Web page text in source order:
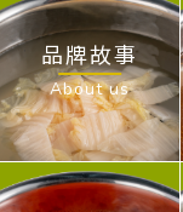
品牌故事
About us